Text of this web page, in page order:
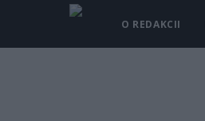
O REDAKCII